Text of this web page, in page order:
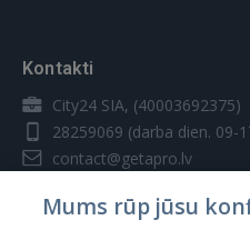
Kontakti
City24 SIA, (40003692375)
28259069 (darba dien. 09-
contact@getapro.lv
Mums rūp jūsu